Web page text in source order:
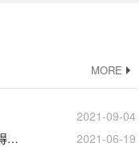
MORE
2021-09-04
台湾银泰PMI导轨系统能够让使用机械获得什么样的工作效率？
2021-06-19